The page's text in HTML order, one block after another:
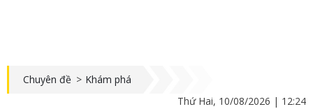
Chuyên đề > Khám phá
Thứ Hai, 10/08/2026 | 12:24